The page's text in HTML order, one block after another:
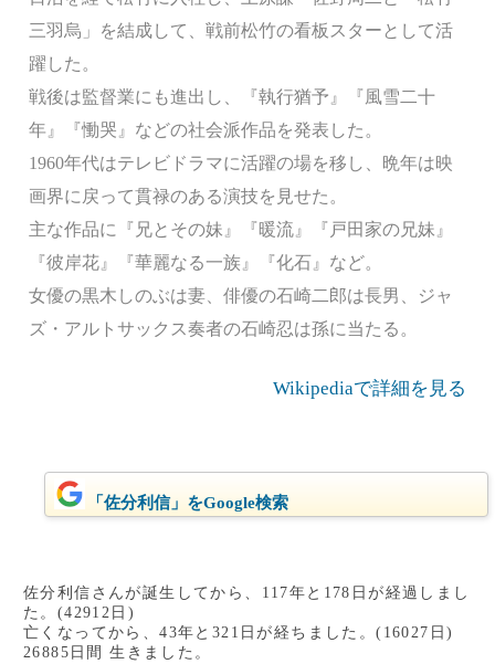
三羽烏」を結成して、戦前松竹の看板スターとして活
躍した。
戦後は監督業にも進出し、『執行猶予』『風雪二十
年』『慟哭』などの社会派作品を発表した。
1960年代はテレビドラマに活躍の場を移し、晩年は映
画界に戻って貫禄のある演技を見せた。
主な作品に『兄とその妹』『暖流』『戸田家の兄妹』
『彼岸花』『華麗なる一族』『化石』など。
女優の黒木しのぶは妻、俳優の石崎二郎は長男、ジャ
ズ・アルトサックス奏者の石崎忍は孫に当たる。
Wikipediaで詳細を見る
「佐分利信」をGoogle検索
佐分利信さんが誕生してから、117年と178日が経過しまし
た。(42912日)
亡くなってから、43年と321日が経ちました。(16027日)
26885日間 生きました。